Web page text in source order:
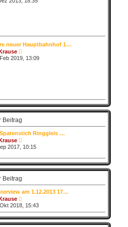
tu
r
e
t
neuer Hauptbahnhof 1…
e
u
B
e
i
a
g
2019, 13:09
Beitrag
Ringgleis …
e
u
e
s
t
B
e
t
r
a
g
2017, 10:15
Beitrag
am 1.12.2013 17…
e
u
e
s
2018, 15:43